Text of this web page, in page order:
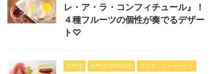
レ・ア・ラ・コンフィチュール』！
４種フルーツの個性が奏でるデザー
ト♡
お中元 お中元♡15%OFF
アイス・シャーベット